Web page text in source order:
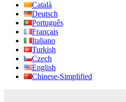
Català
Deutsch
Português
Français
Italiano
Turkish
Czech
English
Chinese-Simplified